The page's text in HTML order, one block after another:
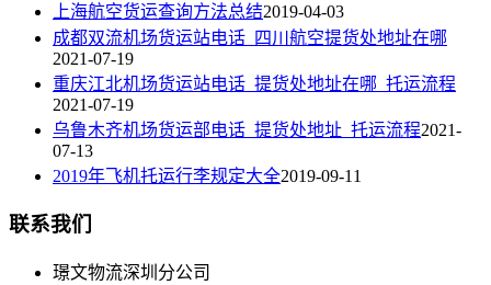
上海航空货运查询方法总结2019-04-03
成都双流机场货运站电话_四川航空提货处地址在哪
2021-07-19
重庆江北机场货运站电话_提货处地址在哪_托运流程
2021-07-19
乌鲁木齐机场货运部电话_提货处地址_托运流程2021-
07-13
2019年飞机托运行李规定大全2019-09-11
联系我们
璟文物流深圳分公司